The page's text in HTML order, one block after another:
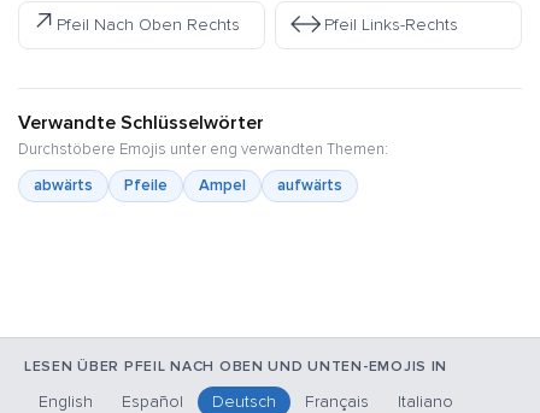
↗️ Pfeil Nach Oben Rechts ↔️ Pfeil Links-Rechts
Verwandte Schlüsselwörter
Durchstöbere Emojis unter eng verwandten Themen:
abwärts
Pfeile Ampel aufwärts
LESEN ÜBER PFEIL NACH OBEN UND UNTEN-EMOJIS IN
English Español Deutsch Français
Italiano